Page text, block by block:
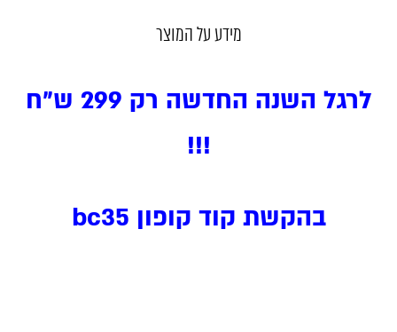
מידע על המוצר
לרגל השנה החדשה רק 299 ש"ח
!!!
בהקשת קוד קופון bc35